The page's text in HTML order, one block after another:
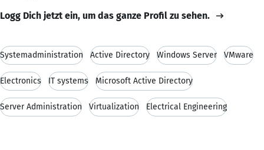
Logg Dich jetzt ein, um das ganze Profil zu sehen.
Systemadministration Active Directory Windows Server VMware
Electronics IT systems Microsoft Active Directory
Server Administration Virtualization Electrical Engineering